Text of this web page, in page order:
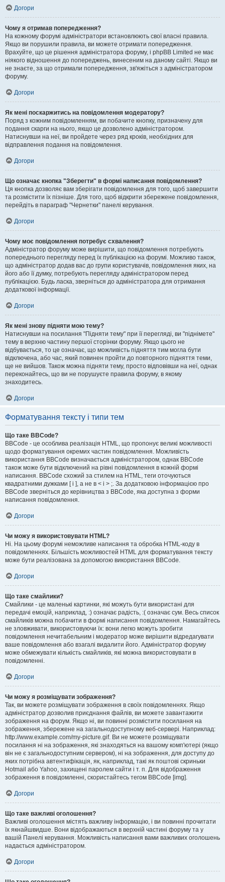
Догори
Чому я отримав попередження?
На кожному форумі адміністратори встановлюють свої власні правила.
Якщо ви порушили правила, ви можете отримати попередження.
Врахуйте, що це рішення адміністратора форуму, і phpBB Limited не має
ніякого відношення до попереджень, винесеним на даному сайті. Якщо ви
не знаєте, за що отримали попередження, зв'яжіться з адміністратором
форуму.
Догори
Як мені поскаржитись на повідомлення модератору?
Поряд з кожним повідомленням, ви побачите кнопку, призначену для
подання скарги на нього, якщо це дозволено адміністратором.
Натиснувши на неї, ви пройдете через ряд кроків, необхідних для
відправлення подання на повідомлення.
Догори
Що означає кнопка "Зберегти" в формі написання повідомлення?
Ця кнопка дозволяє вам зберігати повідомлення для того, щоб завершити
та розмістити їх пізніше. Для того, щоб відкрити збережене повідомлення,
перейдіть в параграф "Чернетки" панелі керування.
Догори
Чому моє повідомлення потребує схвалення?
Адміністратор форуму може вирішити, що повідомлення потребують
попереднього перегляду перед їх публікацією на форумі. Можливо також,
що адміністратор додав вас до групи користувачів, повідомлення яких, на
його або її думку, потребують перегляду адміністратором перед
публікацією. Будь ласка, зверніться до адміністратора для отримання
додаткової інформації.
Догори
Як мені знову підняти мою тему?
Натиснувши на посилання "Підняти тему" при її перегляді, ви "піднімете"
тему в верхню частину першої сторінки форуму. Якщо цього не
відбувається, то це означає, що можливість підняття тим могла бути
відключена, або час, який повинен пройти до повторного підняття теми,
ще не вийшов. Також можна підняти тему, просто відповівши на неї, однак
переконайтесь, що ви не порушуєте правила форуму, в якому
знаходитесь.
Догори
Форматування тексту і типи тем
Що таке BBCode?
BBCode - це особлива реалізація HTML, що пропонує великі можливості
щодо форматування окремих частин повідомлення. Можливість
використання BBCode визначається адміністратором, однак BBCode
також може бути відключений на рівні повідомлення в кожній формі
написання. BBCode схожий за стилем на HTML, теги оточуються
квадратними дужками [ і ], а не в < і > ;. За додатковою інформацією про
BBCode зверніться до керівництва з BBCode, яка доступна з форми
написання повідомлення.
Догори
Чи можу я використовувати HTML?
Ні. На цьому форумі неможливе написання та обробка HTML-коду в
повідомленнях. Більшість можливостей HTML для форматування тексту
може бути реалізована за допомогою використання BBCode.
Догори
Що таке смайлики?
Смайлики - це маленькі картинки, які можуть бути використані для
передачі емоцій, наприклад, :) означає радість, :( означає сум. Весь список
смайликів можна побачити в формі написання повідомлення. Намагайтесь
не зловживати, використовуючи їх: вони легко можуть зробити
повідомлення нечитабельним і модератор може вирішити відредагувати
ваше повідомлення або взагалі видалити його. Адміністратор форуму
може обмежувати кількість смайликів, які можна використовувати в
повідомленні.
Догори
Чи можу я розміщувати зображення?
Так, ви можете розміщувати зображення в своїх повідомленнях. Якщо
адміністратор дозволив приєднання файлів, ви можете завантажити
зображення на форум. Якщо ні, ви повинні розмістити посилання на
зображення, збережене на загальнодоступному веб-сервері. Наприклад:
http://www.example.com/my-picture.gif. Ви не можете розміщувати
посилання ні на зображення, які знаходяться на вашому комп'ютері (якщо
він не є загальнодоступним сервером), ні на зображення, для доступу до
яких потрібна автентифікація, як, наприклад, такі як поштові скриньки
Hotmail або Yahoo, захищені паролем сайти і т. п. Для відображення
зображення в повідомленні, скористайтесь тегом BBCode [img].
Догори
Що таке важливі оголошення?
Важливі оголошення містять важливу інформацію, і ви повинні прочитати
їх якнайшвидше. Вони відображаються в верхній частині форуму та у
вашій Панелі керування. Можливість написання вами важливих оголошень
надається адміністратором.
Догори